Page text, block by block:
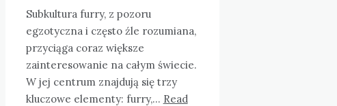
Subkultura furry, z pozoru
egzotyczna i często źle rozumiana,
przyciąga coraz większe
zainteresowanie na całym świecie.
W jej centrum znajdują się trzy
kluczowe elementy: furry,… Read